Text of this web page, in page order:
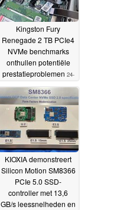
Kingston Fury
Renegade 2 TB PCIe4
NVMe benchmarks
onthullen potentiële
prestatieproblemen 24-
11-2022
KIOXIA demonstreert
Silicon Motion SM8366
PCIe 5.0 SSD-
controller met 13,6
GB/s leessnelheden en